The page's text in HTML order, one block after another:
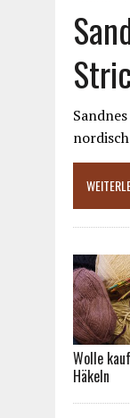
Wolle
Häkeln